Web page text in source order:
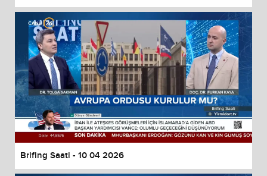
Brifing Saati - 10 04 2026